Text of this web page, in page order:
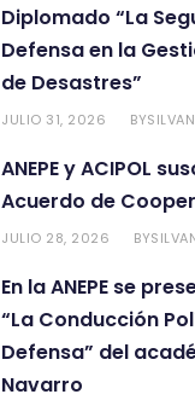
Diplomado “La
Defensa en la
de Desastres”
JULIO 31, 2026 BY
ANEPE y ACIPOL
Acuerdo de
JULIO 28, 2026 BY
En la ANEPE se
“La Conducción
Defensa” del
Navarro